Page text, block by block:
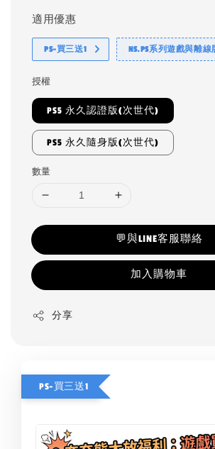
適用優惠
PS-買三送1 NS.PS系列遊戲與離線
授權
PS5 永久認證版(次世代)
PS5 永久隨身版(次世代)
數量
💬與LINE客服聯絡
加入購物車
分享
PS-買三送1